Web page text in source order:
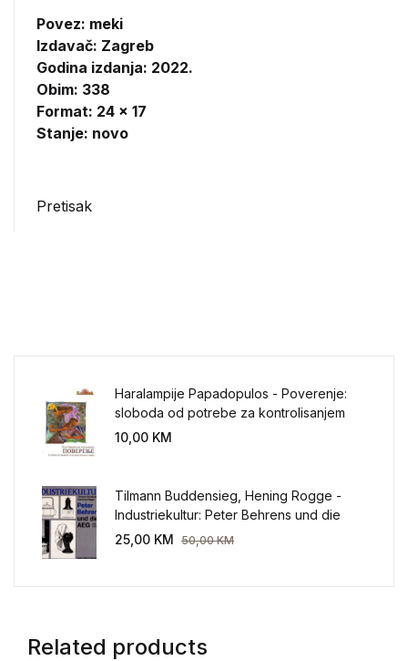
Povez: meki
Izdavač: Zagreb
Godina izdanja: 2022.
Obim: 338
Format: 24 x 17
Stanje: novo
Pretisak
Haralampije Papadopulos - Poverenje:
sloboda od potrebe za kontrolisanjem
sveta
10,00 KM
Tilmann Buddensieg, Hening Rogge -
Industriekultur: Peter Behrens und die
AEG 1907-1914.
25,00 KM 50,00KM
Related products